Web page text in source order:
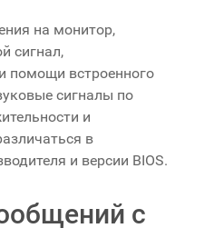
на монитор,
сигнал,
помощи встроенного
сигналы по
и
в
и версии BIOS.
с